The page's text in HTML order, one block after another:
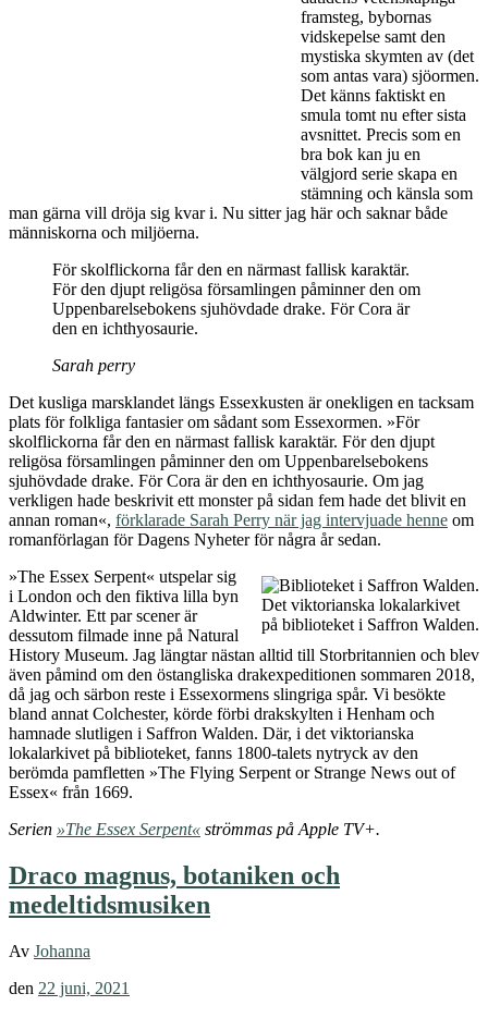
Serien »The Essex
Serpent« är jag hur som
helst mycket förtjust i.
Man (serieskaparen Anna
Symon och regissören
Clio Barnard) har på ett
fint sätt lyckats fånga
både omgivningarna och
personerna i boken,
dåtidens vetenskapliga
framsteg, bybornas
som antas vara) sjöormen.
Det känns faktiskt en
smula tomt nu efter sista
man gärna vill dröja sig kvar i. Nu sitter jag här och saknar både
människorna och miljöerna.
För skolflickorna får den en närmast fallisk karaktär.
För den djupt religösa församlingen påminner den om
Uppenbarelsebokens sjuhövdade drake. För Cora är
den en ichthyosaurie.
Det kusliga marsklandet längs Essexkusten är onekligen en tacksam
plats för folkliga fantasier om sådant som Essexormen. »För
skolflickorna får den en närmast fallisk karaktär. För den djupt
religösa församlingen påminner den om Uppenbarelsebokens
sjuhövdade drake. För Cora är den en ichthyosaurie. Om jag
verkligen hade beskrivit ett monster på sidan fem hade det blivit en
annan roman«,förklarade Sarah Perry när jag intervjuade henne
romanförlagan för Dagens Nyheter för några år sedan.
på biblioteket i Saffron Walden.
»The Essex Serpent« utspelar sig
i London och den fiktiva lilla byn
dessutom filmade inne på Natural
även påmind om den östangliska drakexpeditionen sommaren 2018,
då jag och särbon reste i Essexormens slingriga spår. Vi besökte
bland annat Colchester, körde förbi drakskylten i Henham och
lokalarkivet på biblioteket, fanns 1800-talets nytryck av den
Essex« från 1669.